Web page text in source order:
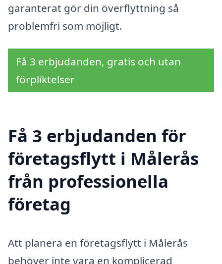
garanterat gör din överflyttning så
problemfri som möjligt.
Få 3 erbjudanden, gratis och utan
förpliktelser
Få 3 erbjudanden för
företagsflytt i Målerås
från professionella
företag
Att planera en företagsflytt i Målerås
behöver inte vara en komplicerad